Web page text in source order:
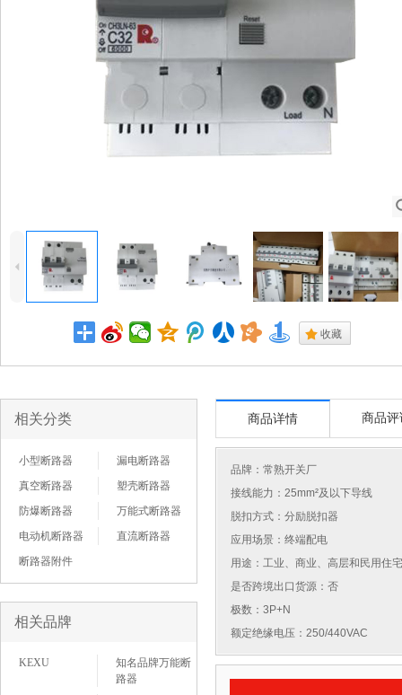
4
. 收藏
相关分类
小型断路器
漏电断路器
真空断路器
塑壳断路器
防爆断路器
万能式断路器
电动机断路器
直流断路器
断路器附件
相关品牌
KEXU
知名品牌万能断
路器
商品详情 商品评
品牌： 常熟开关厂
接线能力：25mm²及以下导线
脱扣方式：分励脱扣器
应用场景：终端配电
用途：工业、商业、高层和民用住
是否跨境出口货源：否
极数：3P+N
额定绝缘电压：250/440VAC